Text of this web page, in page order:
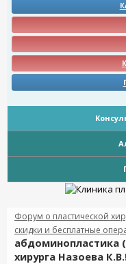
Форум о пластической
скидки и бесплатные
абдоминопластика
хирурга Назоева